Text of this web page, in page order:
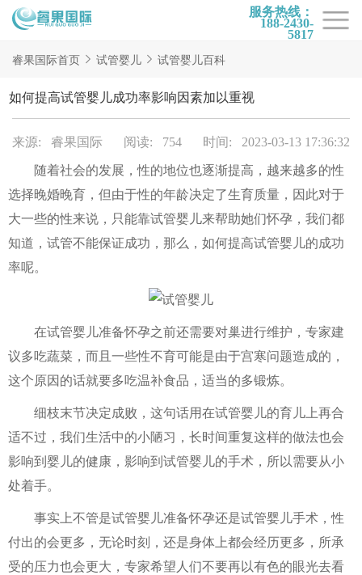
服务热线：
188-2430-
5817
首页
试管项目
试管百科
试管医院
睿果国际
睿果国际首页 试管婴儿 试管婴儿百科
如何提高试管婴儿成功率影响因素加以重视
来源: 睿果国际 阅读: 754 时间: 2023-03-13 17:36:32
随着社会的发展，性的地位也逐渐提高，越来越多的性
选择晚婚晚育，但由于性的年龄决定了生育质量，因此对于
大一些的性来说，只能靠试管婴儿来帮助她们怀孕，我们都
知道，试管不能保证成功，那么，如何提高试管婴儿的成功
率呢。
在试管婴儿准备怀孕之前还需要对巢进行维护，专家建
议多吃蔬菜，而且一些性不育可能是由于宫寒问题造成的，
这个原因的话就要多吃温补食品，适当的多锻炼。
细枝末节决定成败，这句话用在试管婴儿的育儿上再合
适不过，我们生活中的小陋习，长时间重复这样的做法也会
影响到婴儿的健康，影响到试管婴儿的手术，所以需要从小
处着手。
事实上不管是试管婴儿准备怀孕还是试管婴儿手术，性
付出的会更多，无论时刻，还是身体上都会经历更多，所承
受的压力也会更大，专家希望人们不要再以有色的眼光去看